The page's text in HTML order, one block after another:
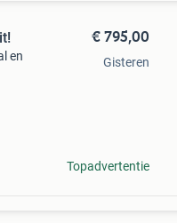
en
€ 795,00
Gisteren
Topadvertentie